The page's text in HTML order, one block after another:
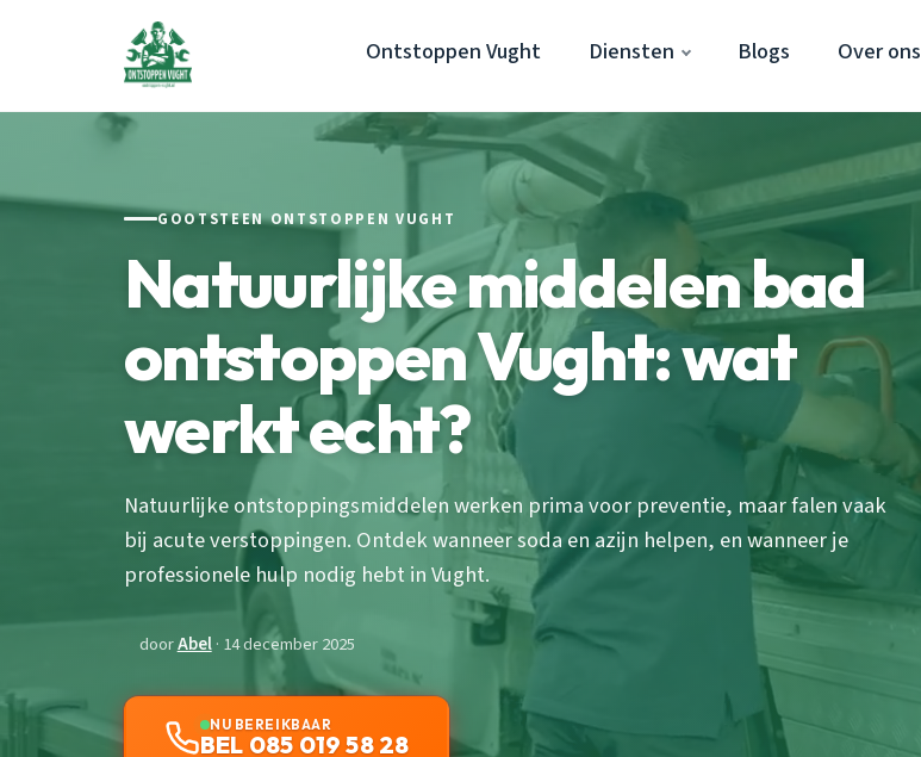
Ontstoppen Vught Diensten Blogs Over ons
GOOTSTEEN ONTSTOPPEN VUGHT
Natuurlijke middelen bad
ontstoppen Vught: wat
werkt echt?
Natuurlijke ontstoppingsmiddelen werken prima voor preventie, maar falen vaak
bij acute verstoppingen. Ontdek wanneer soda en azijn helpen, en wanneer je
professionele hulp nodig hebt in Vught.
doorAbel· 14 december 2025
NU BEREIKBAAR
BEL 085 019 58 28